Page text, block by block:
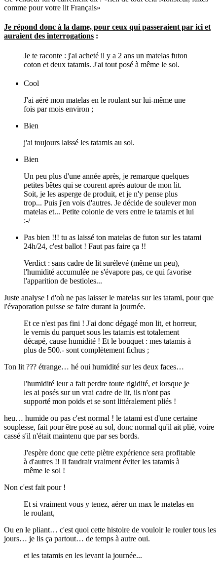
comme pour votre lit Français»
Je répond donc à la dame, pour ceux qui passeraient par ici et
auraient des interrogations :
Je te raconte : j'ai acheté il y a 2 ans un matelas futon
coton et deux tatamis. J'ai tout posé à même le sol.
Cool
J'ai aéré mon matelas en le roulant sur lui-même une
fois par mois environ ;
Bien
j'ai toujours laissé les tatamis au sol.
Bien
Un peu plus d'une année après, je remarque quelques
petites bêtes qui se courent après autour de mon lit.
Soit, je les asperge de produit, et je n'y pense plus
trop... Puis j'en vois d'autres. Je décide de soulever mon
matelas et... Petite colonie de vers entre le tatamis et lui
:-/
Pas bien !!! tu as laissé ton matelas de futon sur les tatami
24h/24, c'est ballot ! Faut pas faire ça !!
Verdict : sans cadre de lit surélevé (même un peu),
l'humidité accumulée ne s'évapore pas, ce qui favorise
l'apparition de bestioles...
Juste analyse ! d'où ne pas laisser le matelas sur les tatami, pour que
l'évaporation puisse se faire durant la journée.
Et ce n'est pas fini ! J'ai donc dégagé mon lit, et horreur,
le vernis du parquet sous les tatamis est totalement
décapé, cause humidité ! Et le bouquet : mes tatamis à
plus de 500.- sont complètement fichus ;
Ton lit ??? étrange… hé oui humidité sur les deux faces…
l'humidité leur a fait perdre toute rigidité, et lorsque je
les ai posés sur un vrai cadre de lit, ils n'ont pas
supporté mon poids et se sont littéralement pliés !
heu… humide ou pas c'est normal ! le tatami est d'une certaine
souplesse, fait pour être posé au sol, donc normal qu'il ait plié, voire
cassé s'il n'était maintenu que par ses bords.
J'espère donc que cette piètre expérience sera profitable
à d'autres !! Il faudrait vraiment éviter les tatamis à
même le sol !
Non c'est fait pour !
Et si vraiment vous y tenez, aérer un max le matelas en
le roulant,
Ou en le pliant… c'est quoi cette histoire de vouloir le rouler tous les
jours… je lis ça partout… de temps à autre oui.
et les tatamis en les levant la journée...